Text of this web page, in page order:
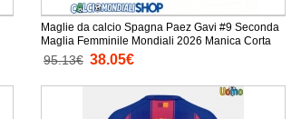
Maglie da calcio Spagna Paez Gavi #9 Seconda
Maglia Femminile Mondiali 2026 Manica Corta
95.13€ 38.05€